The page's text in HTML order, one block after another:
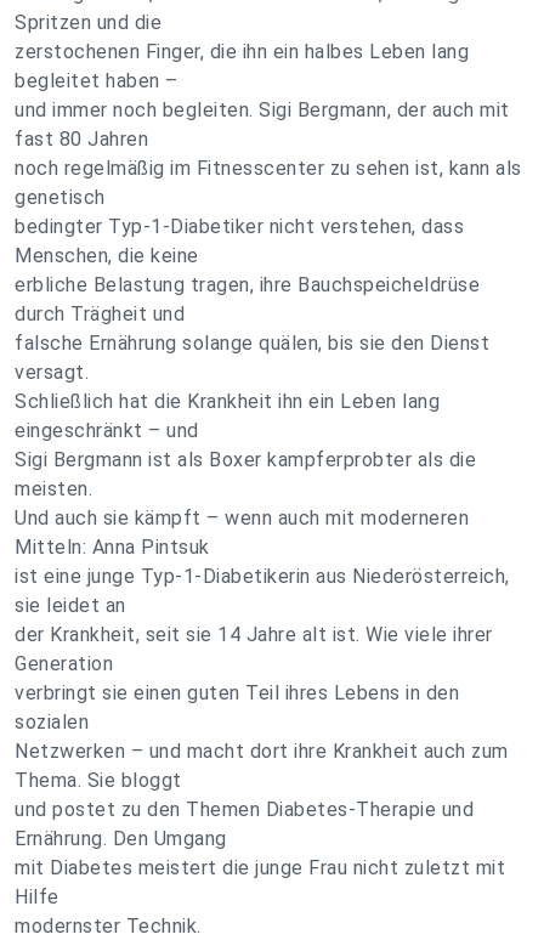
Spritzen und die
zerstochenen Finger, die ihn ein halbes Leben lang
begleitet haben –
und immer noch begleiten. Sigi Bergmann, der auch mit
fast 80 Jahren
noch regelmäßig im Fitnesscenter zu sehen ist, kann als
genetisch
bedingter Typ-1-Diabetiker nicht verstehen, dass
Menschen, die keine
erbliche Belastung tragen, ihre Bauchspeicheldrüse
durch Trägheit und
falsche Ernährung solange quälen, bis sie den Dienst
versagt.
Schließlich hat die Krankheit ihn ein Leben lang
eingeschränkt – und
Sigi Bergmann ist als Boxer kampferprobter als die
meisten.
Und auch sie kämpft – wenn auch mit moderneren
Mitteln: Anna Pintsuk
ist eine junge Typ-1-Diabetikerin aus Niederösterreich,
sie leidet an
der Krankheit, seit sie 14 Jahre alt ist. Wie viele ihrer
Generation
verbringt sie einen guten Teil ihres Lebens in den
sozialen
Netzwerken – und macht dort ihre Krankheit auch zum
Thema. Sie bloggt
und postet zu den Themen Diabetes-Therapie und
Ernährung. Den Umgang
mit Diabetes meistert die junge Frau nicht zuletzt mit
Hilfe
modernster Technik.